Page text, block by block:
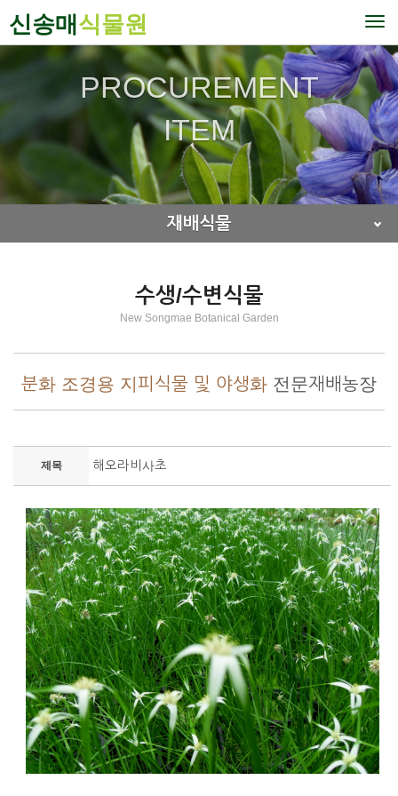
신송매 식물원
PROCUREMENT
ITEM
재배식물
수생/수변식물
New Songmae Botanical Garden
분화 조경용 지피식물 및 야생화 전문재배농장
제목 해오라비사초